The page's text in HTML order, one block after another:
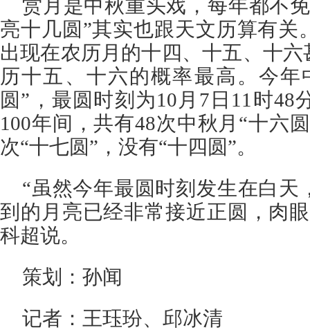
赏月是中秋重头戏，每年都不
亮十几圆”其实也跟天文历算有关
出现在农历月的十四、十五、十
历十五、十六的概率最高。今年
圆”，最圆时刻为10月7日11时48
100年间，共有48次中秋月“十六
次“十七圆”，没有“十四圆”。
“虽然今年最圆时刻发生在白天
到的月亮已经非常接近正圆，肉
科超说。
策划：孙闻
记者：王珏玢、邱冰清